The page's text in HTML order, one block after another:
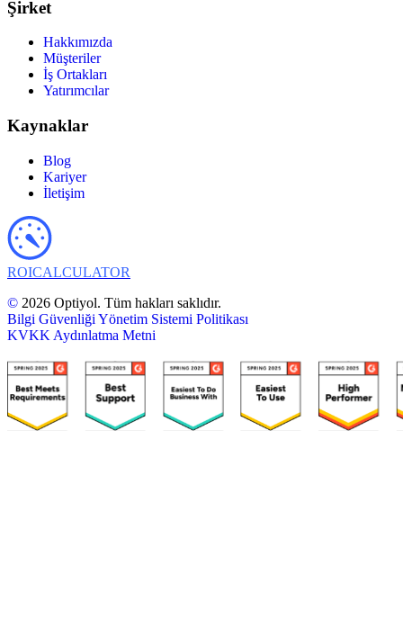
Şirket
Hakkımızda
Müşteriler
İş Ortakları
Yatırımcılar
Kaynaklar
Blog
Kariyer
İletişim
ROICALCULATOR
© 2026 Optiyol. Tüm hakları saklıdır.
Bilgi Güvenliği Yönetim Sistemi Politikası
KVKK Aydınlatma Metni